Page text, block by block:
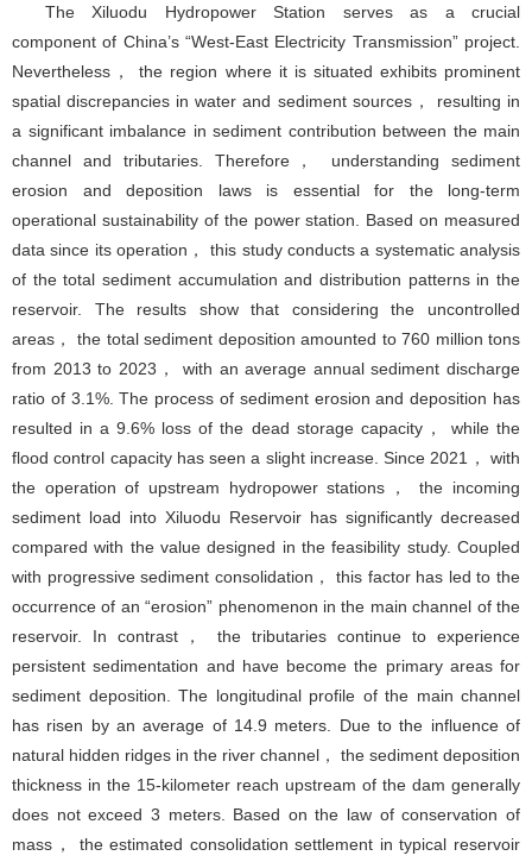
The Xiluodu Hydropower Station serves as a crucial
component of China’s “West-East Electricity Transmission” project.
Nevertheless， the region where it is situated exhibits prominent
spatial discrepancies in water and sediment sources， resulting in
a significant imbalance in sediment contribution between the main
channel and tributaries. Therefore， understanding sediment
erosion and deposition laws is essential for the long-term
operational sustainability of the power station. Based on measured
data since its operation， this study conducts a systematic analysis
of the total sediment accumulation and distribution patterns in the
reservoir. The results show that considering the uncontrolled
areas， the total sediment deposition amounted to 760 million tons
from 2013 to 2023， with an average annual sediment discharge
ratio of 3.1%. The process of sediment erosion and deposition has
resulted in a 9.6% loss of the dead storage capacity， while the
flood control capacity has seen a slight increase. Since 2021， with
the operation of upstream hydropower stations， the incoming
sediment load into Xiluodu Reservoir has significantly decreased
compared with the value designed in the feasibility study. Coupled
with progressive sediment consolidation， this factor has led to the
occurrence of an “erosion” phenomenon in the main channel of the
reservoir. In contrast， the tributaries continue to experience
persistent sedimentation and have become the primary areas for
sediment deposition. The longitudinal profile of the main channel
has risen by an average of 14.9 meters. Due to the influence of
natural hidden ridges in the river channel， the sediment deposition
thickness in the 15-kilometer reach upstream of the dam generally
does not exceed 3 meters. Based on the law of conservation of
mass， the estimated consolidation settlement in typical reservoir